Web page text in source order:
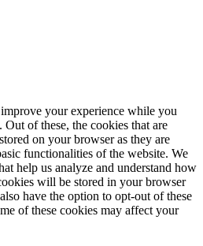
your experience while you
of these, the cookies that are
on your browser as they are
functionalities of the website. We
help us analyze and understand how
will be stored in your browser
have the option to opt-out of these
of these cookies may affect your